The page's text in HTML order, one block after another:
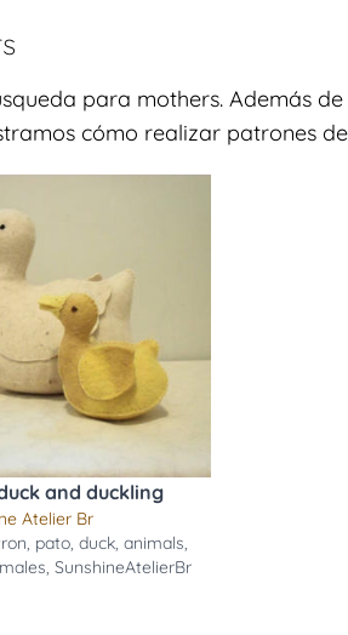
para mothers. Además
cómo realizar patrones
and duckling
Atelier Br
, pato,duck,animals,
,SunshineAtelierBr